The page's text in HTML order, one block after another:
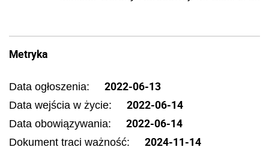
Metryka
Data ogłoszenia: 2022-06-13
Data wejścia w życie: 2022-06-14
Data obowiązywania: 2022-06-14
Dokument traci ważność: 2024-11-14